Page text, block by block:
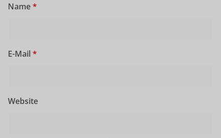
Name*
E-Mail *
Website